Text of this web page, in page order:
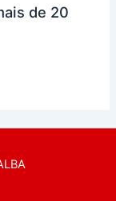
de 20